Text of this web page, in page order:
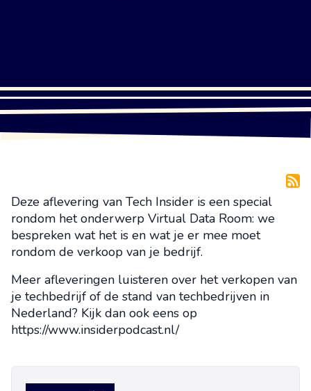
Deze aflevering van Tech Insider is een special
rondom het onderwerp Virtual Data Room: we
bespreken wat het is en wat je er mee moet
rondom de verkoop van je bedrijf.
Meer afleveringen luisteren over het verkopen van
je techbedrijf of de stand van techbedrijven in
Nederland? Kijk dan ook eens op
https://www.insiderpodcast.nl/